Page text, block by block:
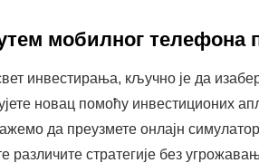
мобилног телефона
инвестирања, кључно је да
новац помоћу инвестиционих
да преузмете онлајн
различите стратегије без